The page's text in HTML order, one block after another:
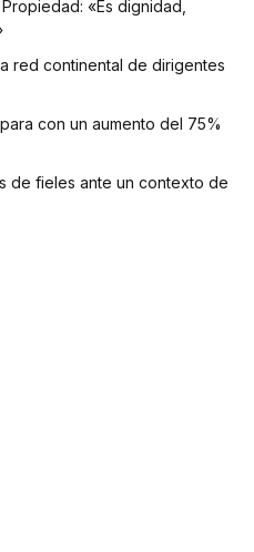
«Es dignidad,
red continental de dirigentes
con un aumento del 75%
de fieles ante un contexto de